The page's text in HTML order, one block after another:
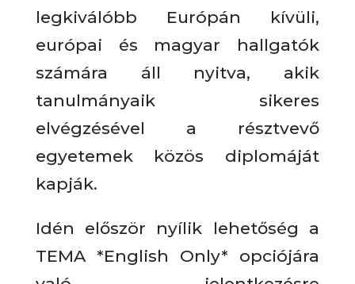
legkiválóbb Európán kívüli,
európai és magyar hallgatók
számára áll nyitva, akik
tanulmányaik sikeres
elvégzésével a résztvevő
egyetemek közös diplomáját
kapják.
Idén először nyílik lehetőség a
TEMA *English Only* opciójára